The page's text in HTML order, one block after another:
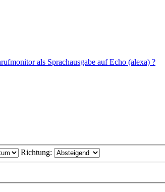
als Sprachausgabe auf Echo (alexa) ?
Richtung: